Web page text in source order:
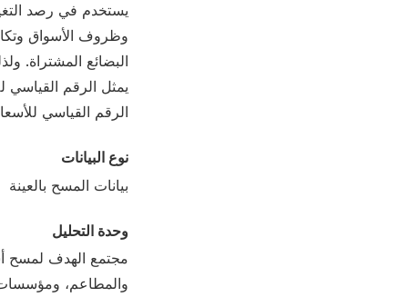
يستخدم في رصد
وظروف الأسواق
البضائع المشتراة.
يمثل الرقم القياسي
الرقم القياسي
نوع البيانات
بيانات المسح بالعينة
وحدة التحليل
مجتمع الهدف لمسح
والمطاعم، ومؤسسات